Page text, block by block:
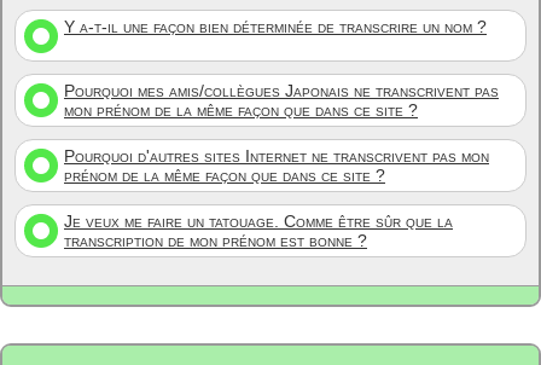
Y a-t-il une façon bien déterminée de transcrire un nom ?
Pourquoi mes amis/collègues Japonais ne transcrivent pas
mon prénom de la même façon que dans ce site ?
Pourquoi d'autres sites Internet ne transcrivent pas mon
prénom de la même façon que dans ce site ?
Je veux me faire un tatouage. Comme être sûr que la
transcription de mon prénom est bonne ?